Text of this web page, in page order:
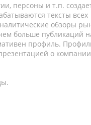
персоны и т.п.
тексты всех
обзоры
больше публикаций
профиль.
о